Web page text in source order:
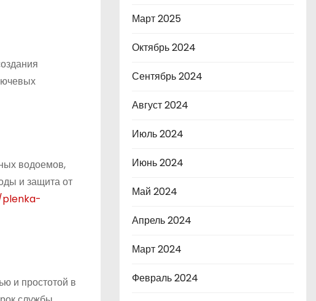
водоемов,
и защита от
и простотой в
Март 2025
Октябрь 2024
Сентябрь 2024
Август 2024
Июль 2024
Июнь 2024
Май 2024
Апрель 2024
Март 2024
Февраль 2024